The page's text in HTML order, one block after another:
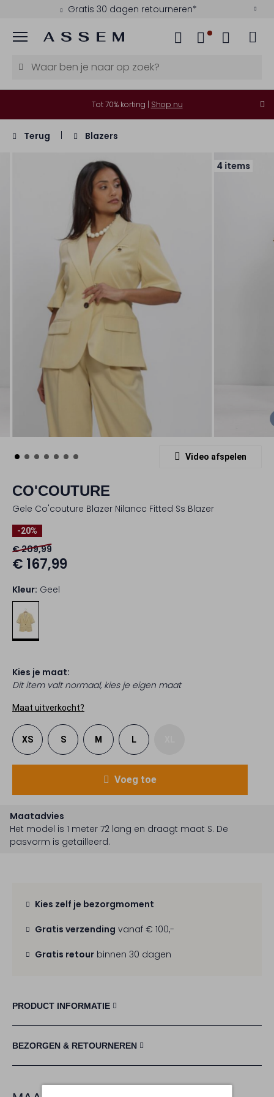
Gratis 30 dagen retourneren*
Menu
Tot 70% korting | Shop nu
Terug Blazers
4 items
Video afspelen
CO'COUTURE
Gele Co'couture Blazer Nilancc Fitted Ss Blazer
-20%
€ 209,99
€ 167,99
Kleur: Geel
Kies je maat:
Dit item valt normaal, kies je eigen maat
Maat uitverkocht?
XS S M L
Voeg toe
Maatadvies
Het model is 1 meter 72 lang en draagt maat S. De
pasvorm is getailleerd.
Kies zelf je bezorgmoment
Gratis verzending vanaf € 100,-
Gratis retour binnen 30 dagen
PRODUCT INFORMATIE
BEZORGEN & RETOURNEREN